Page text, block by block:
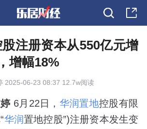
注册资本从550亿元增
增幅18%
2025-06-23 08:37 12.7w阅读
6月22日， 华润置地控股有限
华润置地控股”)注册资本发生变